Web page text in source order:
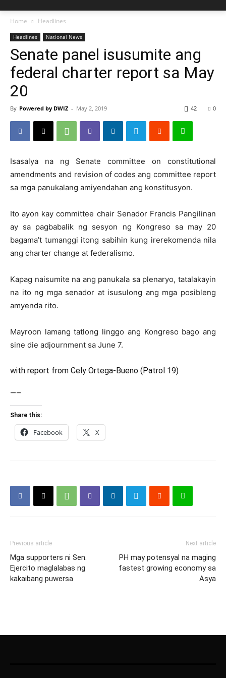
Home Headlines
Headlines National News
Senate panel isusumite ang
federal charter report sa May
20
By Powered by DWIZ - May 2, 2019 0
42
Isasalya na ng Senate committee on constitutional
amendments and revision of codes ang committee report
sa mga panukalang amiyendahan ang konstitusyon.
Ito ayon kay committee chair Senador Francis Pangilinan
ay sa pagbabalik ng sesyon ng Kongreso sa may 20
bagama’t tumanggi itong sabihin kung irerekomenda nila
ang charter change at federalismo.
Kapag naisumite na ang panukala sa plenaryo, tatalakayin
na ito ng mga senador at isusulong ang mga posibleng
amyenda rito.
Mayroon lamang tatlong linggo ang Kongreso bago ang
sine die adjournment sa June 7.
with report from Cely Ortega-Bueno (Patrol 19)
—–
Share this:
Facebook X
Previous article
Mga supporters ni Sen.
Ejercito maglalabas ng
kakaibang puwersa
Next article
PH may potensyal na maging
fastest growing economy sa
Asya